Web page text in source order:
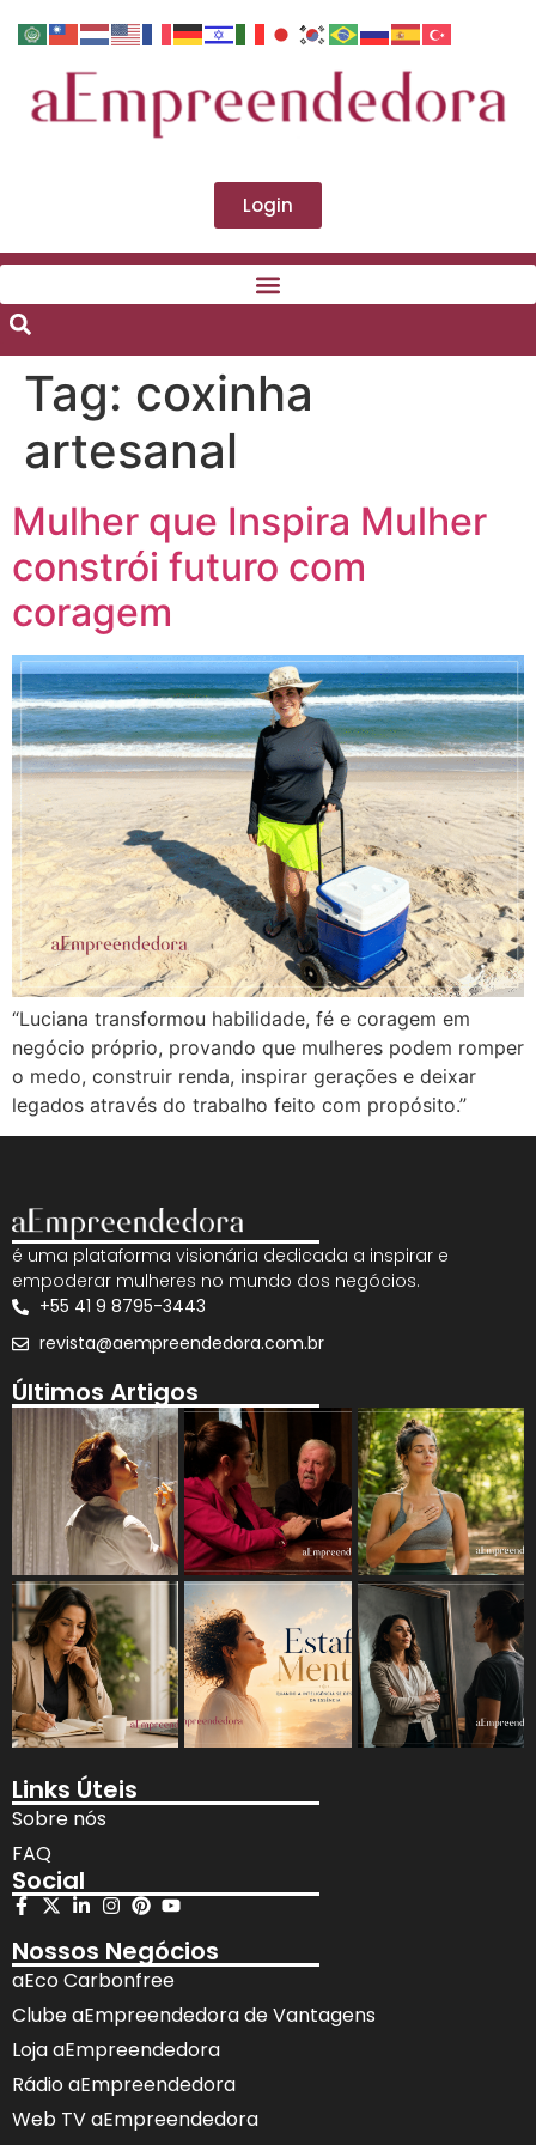
Login
Tag: coxinha
artesanal
Mulher que Inspira Mulher
constrói futuro com
coragem
“Luciana transformou habilidade, fé e coragem em
negócio próprio, provando que mulheres podem romper
o medo, construir renda, inspirar gerações e deixar
legados através do trabalho feito com propósito.”
é uma plataforma visionária dedicada a inspirar e
empoderar mulheres no mundo dos negócios.
+55 41 9 8795-3443
revista@aempreendedora.com.br
Últimos Artigos
Links Úteis
Sobre nós
FAQ
Social
Nossos Negócios
aEco Carbonfree
Clube aEmpreendedora de Vantagens
Loja aEmpreendedora
Rádio aEmpreendedora
Web TV aEmpreendedora